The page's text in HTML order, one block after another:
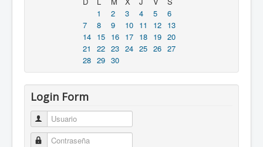
1
2 3 4 5
6
7
8 9 10 11 12
13
14
15 16 17 18 19 20
21
22 23 24 25 26 27
28 29 30
Login Form
Usuario
Contraseña